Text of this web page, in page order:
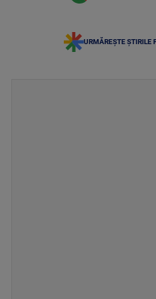
URMĂREȘTE ȘTIRILE